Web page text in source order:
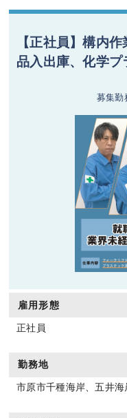
【正社員】構内
品入出庫、化学プ
募集勤
雇用形態
正社員
勤務地
市原市千種海岸、五井